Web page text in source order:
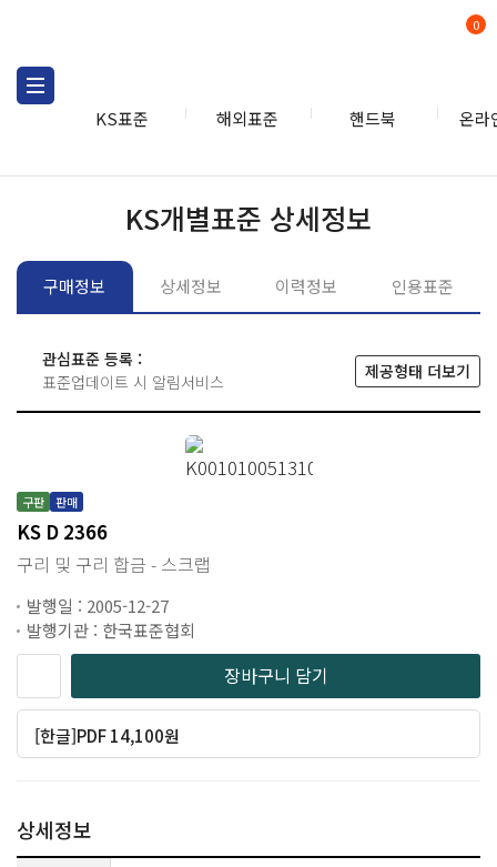
KS표준 해외표준 핸드북 온라
0
KS개별표준 상세정보
구매정보 상세정보 이력정보 인용표준
관심표준 등록 :
표준업데이트 시 알림서비스
제공형태 더보기
구판 판매
KS D 2366
구리 및 구리 합금 - 스크랩
발행일 : 2005-12-27
발행기관 : 한국표준협회
장바구니 담기
[한글]PDF 14,100원
상세정보